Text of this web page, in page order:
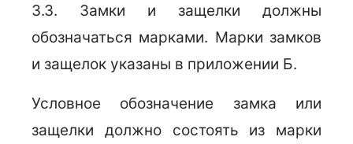
3.3. Замки и защелки должны
обозначаться марками. Марки замков
и защелок указаны в приложении Б.
Условное обозначение замка или
защелки должно состоять из марки